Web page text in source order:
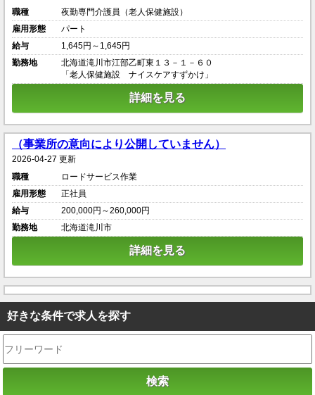
職種
夜勤専門介護員（老人保健施設）
雇用形態
パート
給与
1,645円～1,645円
勤務地
北海道滝川市江部乙町東１３－１－６０
「老人保健施設 ナイスケアすずかけ」
詳細を見る
（事業所の意向により公開していません）
2026-04-27 更新
職種
ロードサービス作業
雇用形態
正社員
給与
200,000円～260,000円
勤務地
北海道滝川市
詳細を見る
好きな条件で求人を探す